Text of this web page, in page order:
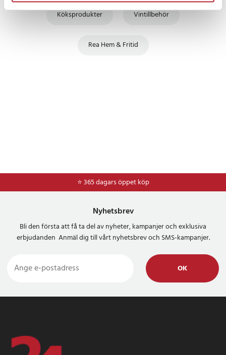
Köksprodukter Vintillbehör
Rea Hem & Fritid
⭐ 365 dagars öppet köp
Nyhetsbrev
Bli den första att få ta del av nyheter, kampanjer och exklusiva
erbjudanden Anmäl dig till vårt nyhetsbrev och SMS-kampanjer.
OK